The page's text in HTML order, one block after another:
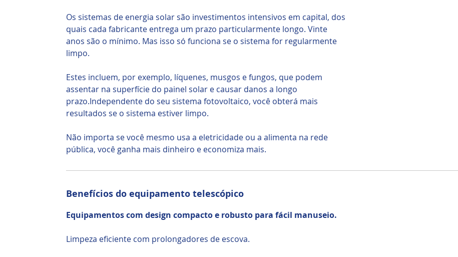
Os sistemas de energia solar são investimentos intensivos em capital, dos
quais cada fabricante entrega um prazo particularmente longo. Vinte
anos são o mínimo. Mas isso só funciona se o sistema for regularmente
limpo.
Estes incluem, por exemplo, líquenes, musgos e fungos, que podem
assentar na superfície do painel solar e causar danos a longo
prazo.Independente do seu sistema fotovoltaico, você obterá mais
resultados se o sistema estiver limpo.
Não importa se você mesmo usa a eletricidade ou a alimenta na rede
pública, você ganha mais dinheiro e economiza mais.
Benefícios do equipamento telescópico
Equipamentos com design compacto e robusto para fácil manuseio.
Limpeza eficiente com prolongadores de escova.